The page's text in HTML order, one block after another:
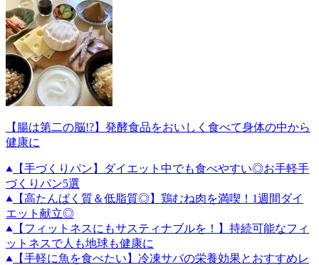
【腸は第二の脳!?】発酵食品をおいしく食べて身体の中から
健康に
【手づくりパン】ダイエット中でも食べやすい◎お手軽手
づくりパン5選
【高たんぱく質＆低脂質◎】鶏むね肉を満喫！1週間ダイ
エット献立◎
【フィットネスにもサスティナブルを！】持続可能なフィ
ットネスで人も地球も健康に
【手軽に魚を食べたい】冷凍サバの栄養効果とおすすめレ